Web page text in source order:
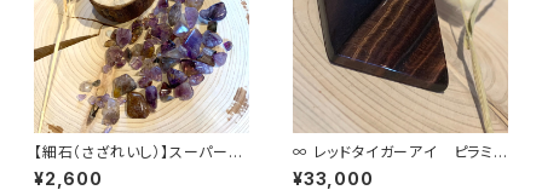
【細石（さざれいし）】スーパーセ
ブン 100g
¥2,600
∞ レッドタイガーアイ ピラミッ
ド ∞
¥33,000